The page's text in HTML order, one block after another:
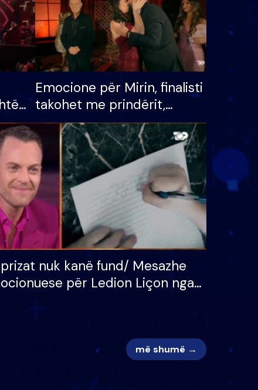
Emocione për Mirin, finalisti
takohet me prindërit,
vajzën dhe bashkëshorten:
S’kemi ndonjë letër divorci
apo jo?
nuk kanë fund/ Mesazhe
për Ledion Liçon nga
më shumë →